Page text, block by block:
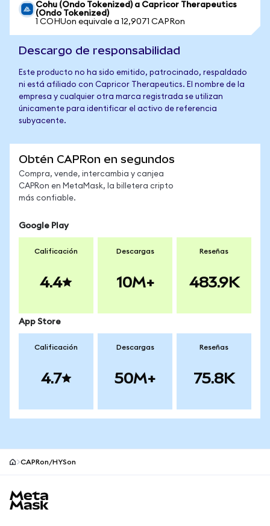
Cohu (Ondo Tokenized) a Capricor Therapeutics
(Ondo Tokenized)
1 COHUon equivale a 12,9071 CAPRon
Descargo de responsabilidad
Este producto no ha sido emitido, patrocinado, respaldado
ni está afiliado con Capricor Therapeutics. El nombre de la
empresa y cualquier otra marca registrada se utilizan
únicamente para identificar el activo de referencia
subyacente.
Obtén CAPRon en segundos
Compra, vende, intercambia y canjea
CAPRon en MetaMask, la billetera cripto
más confiable.
Google Play
Calificación
4.4
Descargas
10M+
Reseñas
483.9K
App Store
Calificación
4.7
Descargas
50M+
Reseñas
75.8K
CAPRon/HYSon